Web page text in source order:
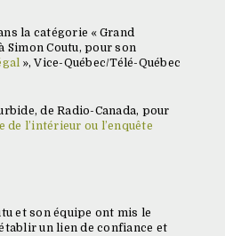
la catégorie « Grand
Simon Coutu, pour son
», Vice-Québec/Télé-Québec
de Radio-Canada, pour
de l’intérieur ou l’enquête
et son équipe ont mis le
un lien de confiance et